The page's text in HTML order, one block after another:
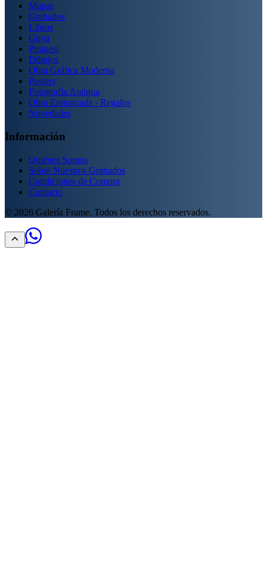
Mapas
Grabados
Libros
Goya
Piranesi
Dibujos
Obra Gráfica Moderna
Posters
Fotografía Antigua
Obra Enmarcada - Regalos
Novedades
Información
Quiénes Somos
Sobre Nuestros Grabados
Condiciones de Compra
Contacto
© 2026 Galería Frame. Todos los derechos reservados.